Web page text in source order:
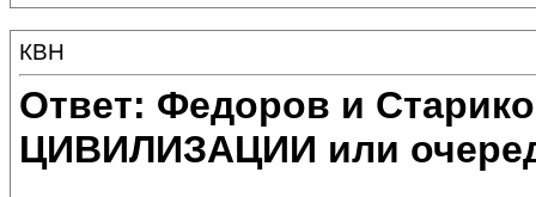
КВН
Ответ: Федоров и
ЦИВИЛИЗАЦИИ или